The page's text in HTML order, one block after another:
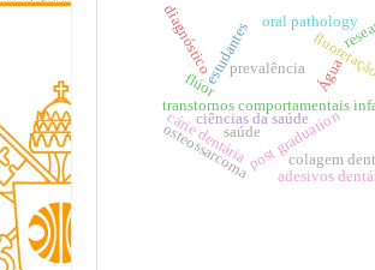
prevalência
estudantes
transtornos comportamentais
Água
cárie dentária
flúor
fluoretação
post graduation
oral pathology
colagem
adesivos
diagnóstico
osteossarcoma
ciências da saúde
saúde